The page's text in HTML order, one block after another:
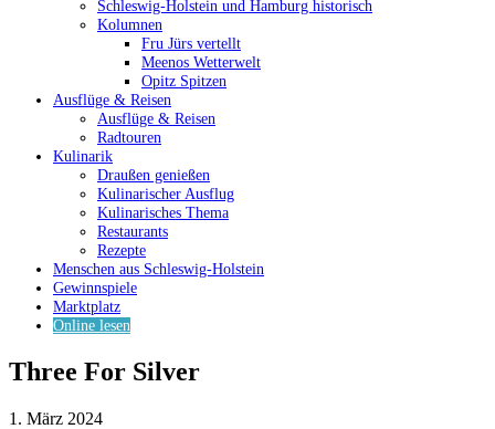
Schleswig-Holstein und Hamburg historisch
Kolumnen
Fru Jürs vertellt
Meenos Wetterwelt
Opitz Spitzen
Ausflüge & Reisen
Ausflüge & Reisen
Radtouren
Kulinarik
Draußen genießen
Kulinarischer Ausflug
Kulinarisches Thema
Restaurants
Rezepte
Menschen aus Schleswig-Holstein
Gewinnspiele
Marktplatz
Online lesen
Three For Silver
1. März 2024